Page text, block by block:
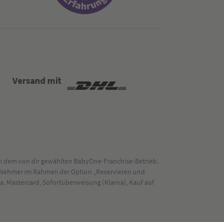
Versand mit
von dir gewählten BabyOne-Franchise-Betrieb.
im Rahmen der Option „Reservieren und
Mastercard, Sofortüberweisung (Klarna), Kauf auf